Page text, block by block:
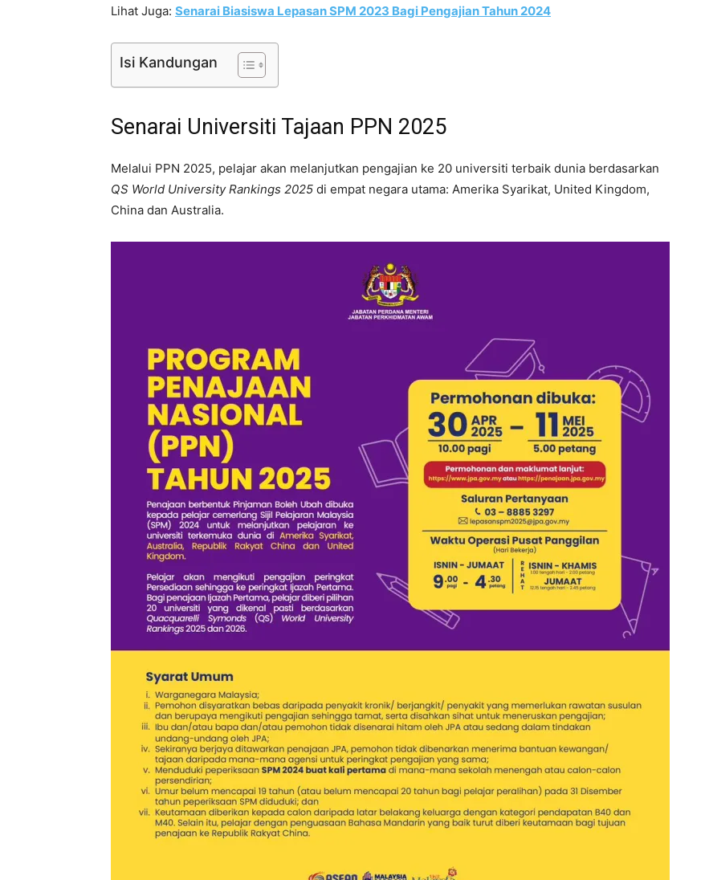
Lihat Juga: Senarai Biasiswa Lepasan SPM 2023 Bagi Pengajian Tahun 2024
Isi Kandungan
Senarai Universiti Tajaan PPN 2025
Melalui PPN 2025, pelajar akan melanjutkan pengajian ke 20 universiti terbaik dunia berdasarkan
QS World University Rankings 2025 di empat negara utama: Amerika Syarikat, United Kingdom,
China dan Australia.